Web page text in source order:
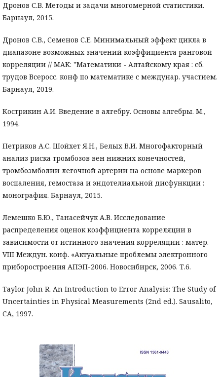
Дронов С.В. Методы и задачи многомерной статистики.
Барнаул, 2015.
Дронов С.В., Семенов С.Е. Минимальный эффект цикла в
диапазоне возможных значений коэффициента ранговой
корреляции // МАК: "Математики - Алтайскому края : сб.
трудов Всеросс. конф по математике с междунар. участием.
Барнаул, 2019.
Кострикин А.И. Введение в алгебру. Основы алгебры. М.,
1994.
Петриков А.С. Шойхет Я.Н., Белых В.И. Многофакторный
анализ риска тромбозов вен нижних конечностей,
тромбоэмболии легочной артерии на основе маркеров
воспаления, гемостаза и эндотелиальной дисфункции :
монография. Барнаул, 2015.
Лемешко Б.Ю., Танасейчук А.В. Исследование
распределения оценок коэффициента корреляции в
зависимости от истинного значения корреляции : матер.
VIII Междун. конф. «Актуальные проблемы электронного
приборостроения АПЭП-2006. Новосибирск, 2006. Т.6.
Taylor John R. An Introduction to Error Analysis: The Study of
Uncertainties in Physical Measurements (2nd ed.). Sausalito,
CA, 1997.